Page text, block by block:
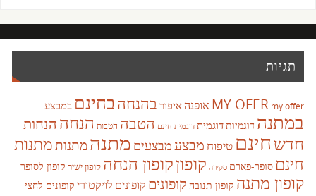
תגיות
MY OFER my offer אופנהאיפור בהנחהבחינם במבצע
במתנה דוגמיותדוגמית דוגמית חינם הטבה הטבות הנחה הנחות
חדשחינם טיפוח מבצעמבצעים מתנהמתנותמתנות
חינם סופר-פארם סקירה קופוןקופון הנחה קופון ישיר קופון לסופר
קופון מתנה קופון תנובה קופונים קופונים לויקטורי קופונים לחצי